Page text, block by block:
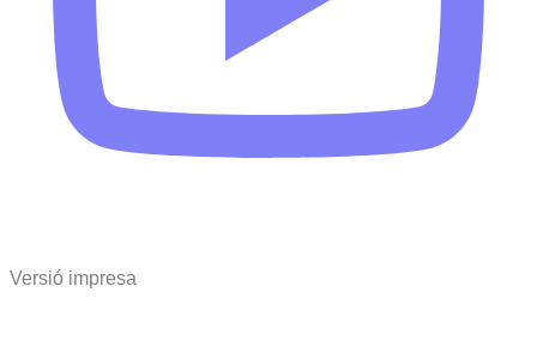
Versió impresa